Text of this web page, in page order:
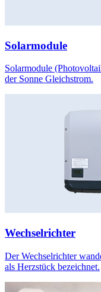
Solarmodule
Solarmodule
der Sonne Gleichstrom.
Wechselrichter
Der Wechselrichter
als Herzstück bezeichnet.